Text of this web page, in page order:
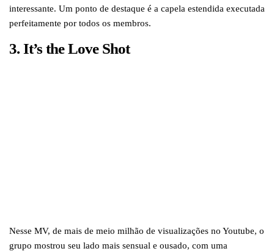
interessante. Um ponto de destaque é a capela estendida executada
perfeitamente por todos os membros.
3. It’s theLove Shot
Nesse MV, de mais de meio milhão de visualizações no Youtube, o
grupo mostrou seu lado mais sensual e ousado, com uma